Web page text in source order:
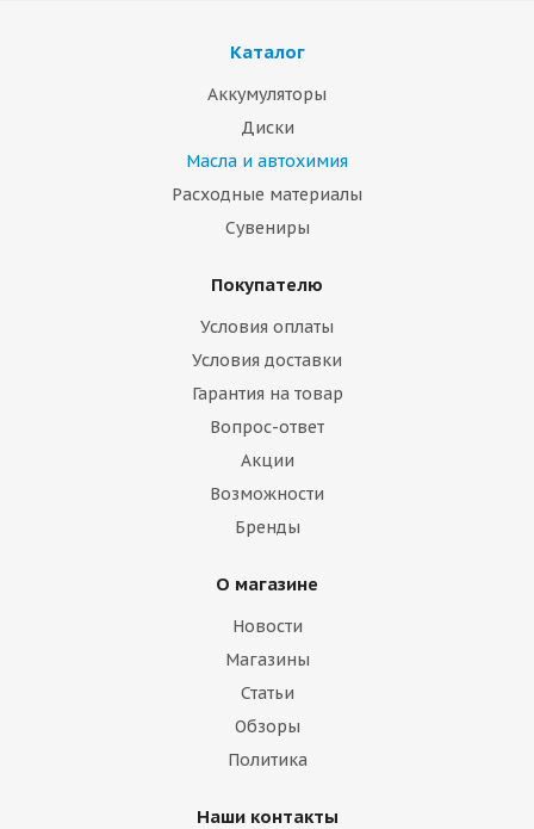
Каталог
Аккумуляторы
Диски
Масла и автохимия
Расходные материалы
Сувениры
Покупателю
Условия оплаты
Условия доставки
Гарантия на товар
Вопрос-ответ
Акции
Возможности
Бренды
О магазине
Новости
Магазины
Статьи
Обзоры
Политика
Наши контакты